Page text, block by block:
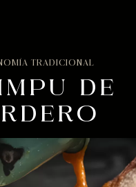
TRADICIONAL
DE